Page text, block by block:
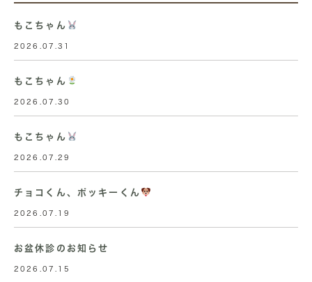
もこちゃん
2026.07.31
もこちゃん
2026.07.30
もこちゃん
2026.07.29
チョコくん、ポッキーくん
2026.07.19
お盆休診のお知らせ
2026.07.15